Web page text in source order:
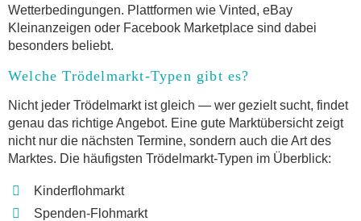
Wetterbedingungen. Plattformen wie Vinted, eBay
Kleinanzeigen oder Facebook Marketplace sind dabei
besonders beliebt.
Welche Trödelmarkt-Typen gibt es?
Nicht jeder Trödelmarkt ist gleich — wer gezielt sucht, findet
genau das richtige Angebot. Eine gute Marktübersicht zeigt
nicht nur die nächsten Termine, sondern auch die Art des
Marktes. Die häufigsten Trödelmarkt-Typen im Überblick:
Kinderflohmarkt
Spenden-Flohmarkt